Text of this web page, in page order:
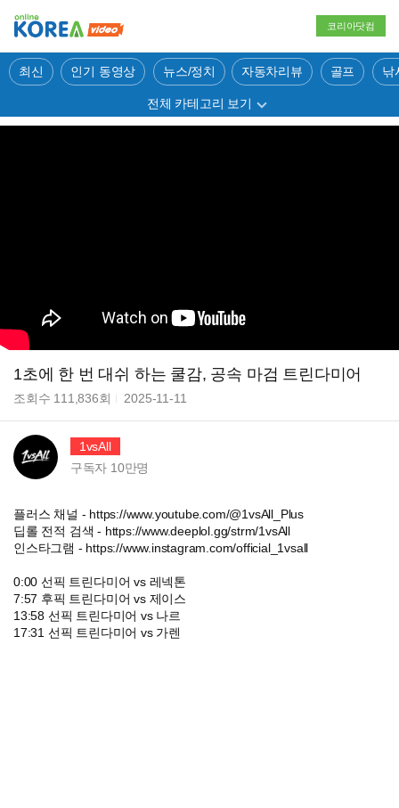
코리아닷컴
최신 인기 동영상 뉴스/정치 자동차리뷰 골프 낚
전체 카테고리 보기
1초에 한 번 대쉬 하는 쿨감, 공속 마검 트린다미어
조회수 111,836회 2025-11-11
1vsAll
구독자 10만명
플러스 채널 - https://www.youtube.com/@1vsAll_Plus
딥롤 전적 검색 - https://www.deeplol.gg/strm/1vsAll
인스타그램 - https://www.instagram.com/official_1vsall
0:00 선픽 트린다미어 vs 레넥톤
7:57 후픽 트린다미어 vs 제이스
13:58 선픽 트린다미어 vs 나르
17:31 선픽 트린다미어 vs 가렌